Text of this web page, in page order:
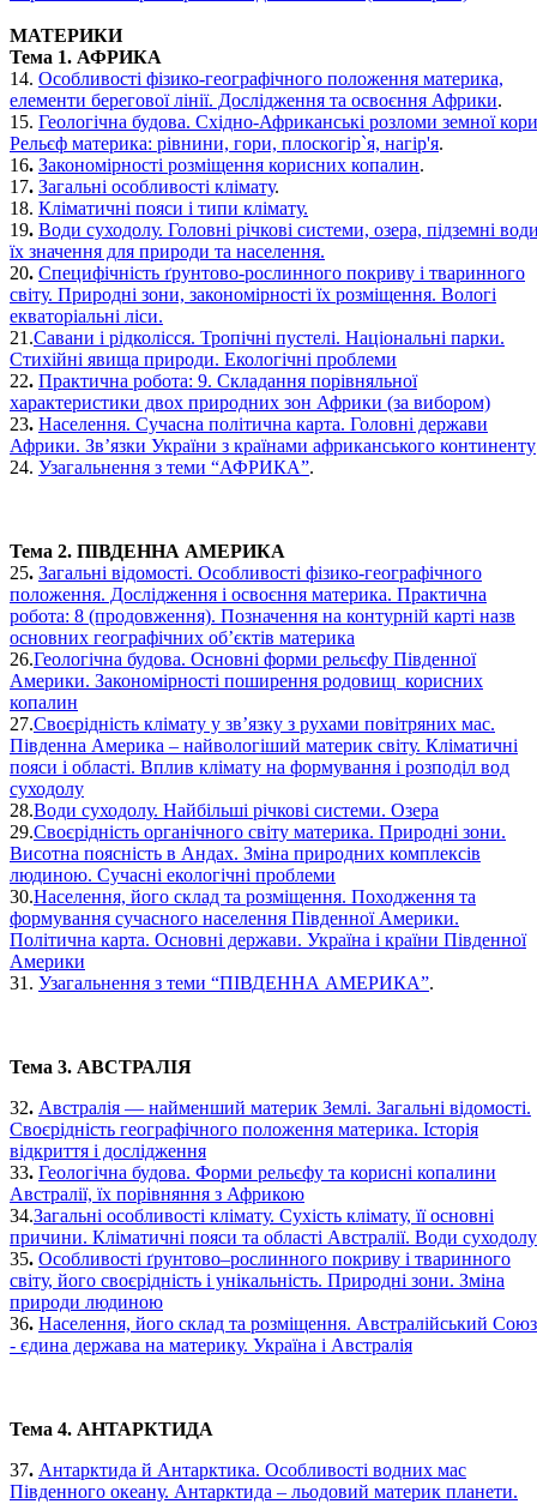
МАТЕРИКИ
Тема 1. АФРИКА
14. Особливості фізико-географічного положення материка,
елементи берегової лінії. Дослідження та освоєння Африки.
15. Геологічна будова. Східно-Африканські розломи земної
Рельєф материка: рівнини, гори, плоскогір`я, нагір'я.
16. Закономірності розміщення корисних копалин.
17. Загальні особливості клімату.
18. Кліматичні пояси і типи клімату.
19. Води суходолу. Головні річкові системи, озера, підземні
їх значення для природи та населення.
20. Специфічність ґрунтово-рослинного покриву і тваринного
світу. Природні зони, закономірності їх розміщення. Вологі
екваторіальні ліси.
21.Савани і рідколісся. Тропічні пустелі. Національні парки.
Стихійні явища природи. Екологічні проблеми
22. Практична робота: 9. Складання порівняльної
характеристики двох природних зон Африки (за вибором)
23. Населення. Сучасна політична карта. Головні держави
Африки. Зв’язки України з країнами африканського континенту
24. Узагальнення з теми “АФРИКА”.
Тема 2. ПІВДЕННА АМЕРИКА
25. Загальні відомості. Особливості фізико-географічного
положення. Дослідження і освоєння материка. Практична
робота: 8 (продовження). Позначення на контурній карті назв
основних географічних об’єктів материка
26.Геологічна будова. Основні форми рельєфу Південної
Америки. Закономірності поширення родовищ корисних
копалин
27.Своєрідність клімату у зв’язку з рухами повітряних мас.
Південна Америка – найвологіший материк світу. Кліматичні
пояси і області. Вплив клімату на формування і розподіл вод
суходолу
28.Води суходолу. Найбільші річкові системи. Озера
29.Своєрідність органічного світу материка. Природні зони.
Висотна поясність в Андах. Зміна природних комплексів
людиною. Сучасні екологічні проблеми
30.Населення, його склад та розміщення. Походження та
формування сучасного населення Південної Америки.
Політична карта. Основні держави. Україна і країни Південної
Америки
31. Узагальнення з теми “ПІВДЕННА АМЕРИКА”.
Тема 3. АВСТРАЛІЯ
32. Австралія — найменший материк Землі. Загальні відомості.
Своєрідність географічного положення материка. Історія
відкриття і дослідження
33. Геологічна будова. Форми рельєфу та корисні копалини
Австралії, їх порівняння з Африкою
34.Загальні особливості клімату. Сухість клімату, її основні
причини. Кліматичні пояси та області Австралії. Води суходолу
35. Особливості ґрунтово–рослинного покриву і тваринного
світу, його своєрідність і унікальність. Природні зони. Зміна
природи людиною
36. Населення, його склад та розміщення. Австралійський Союз
- єдина держава на материку. Україна і Австралія
Тема 4. АНТАРКТИДА
37. Антарктида й Антарктика. Особливості водних мас
Південного океану. Антарктида – льодовий материк планети.